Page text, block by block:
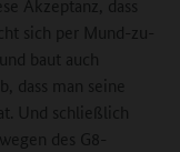
Akzeptanz, dass
sich per Mund-zu-
baut auch
dass man seine
Und schließlich
des G8-